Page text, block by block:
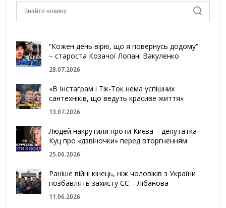
“Кожен день вірю, що я повернусь додому”
– староста Козачої Лопані Вакуленко
28.07.2026
«В Інстаграм і Тік-Ток нема успішних
сантехніків, що ведуть красиве життя»
13.07.2026
Людей накрутили проти Києва – депутатка
Куц про «дзвіночки» перед вторгненням
25.06.2026
Раніше війні кінець, ніж чоловіків з України
позбавлять захисту ЄС – Лібанова
11.06.2026